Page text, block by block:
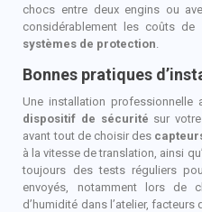
chocs entre deux engins ou
considérablement les coûts de
systèmes de protection
Bonnes pratiques
Une installation
dispositif de sécurité sur votre
avant tout de choisir des
à la vitesse de translation, ainsi
toujours des tests réguliers
envoyés, notamment lors de
d’humidité dans l’atelier, facteurs